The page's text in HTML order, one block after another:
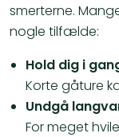
smerterne.
nogle tilfælde:
Hold dig i
Korte gåture
Undgå
For meget